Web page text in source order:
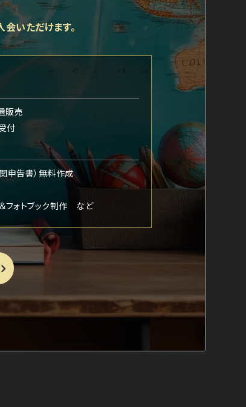
いただけます。
販売
付
申告書）無料作成
フォトブック制作 など